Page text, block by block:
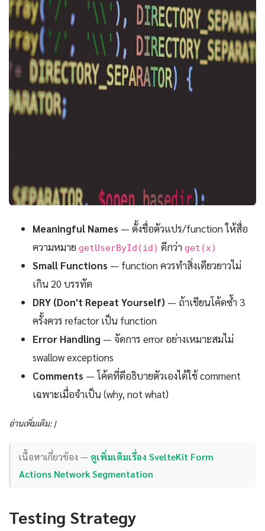
Meaningful Names — ตั้งชื่อตัวแปร/function ให้สื่อ
ความหมาย getUserById(id) ดีกว่า get(x)
Small Functions — function ควรทำสิ่งเดียวยาวไม่
เกิน 20 บรรทัด
DRY (Don't Repeat Yourself) — ถ้าเขียนโค้ดซ้ำ 3
ครั้งควร refactor เป็น function
Error Handling — จัดการ error อย่างเหมาะสมไม่
swallow exceptions
Comments — โค้ดที่ดีอธิบายตัวเองได้ใช้ comment
เฉพาะเมื่อจำเป็น (why, not what)
อ่านเพิ่มเติม: |
เนื้อหาเกี่ยวข้อง — ดูเพิ่มเติมเรื่อง SvelteKit Form
Actions Network Segmentation
Testing Strategy